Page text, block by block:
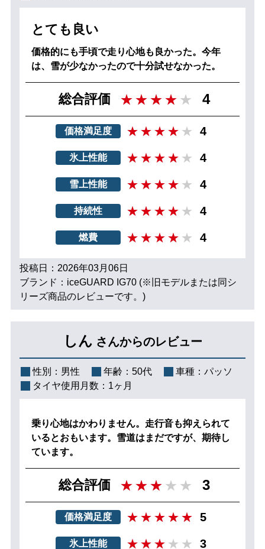
とても良い
価格的にも手頃で走り心地も良かった。今年
は、雪が少なかったので十分試せなかった。
総合評価 4
価格満足度 4
氷上性能 4
雪上性能 4
持続性 4
燃費 4
投稿日：2026年03月06日
ブランド：iceGUARD IG70 (※旧モデルまたは同シ
リーズ商品のレビューです。)
しん さんからのレビュー
性別： 男性 年齢： 50代 車種： パッソ
タイヤ使用月数： 1ヶ月
乗り心地はかわりません。走行音も抑えられて
いるとおもいます。雪道はまだですが、期待し
ています。
総合評価 3
価格満足度 5
氷上性能 3